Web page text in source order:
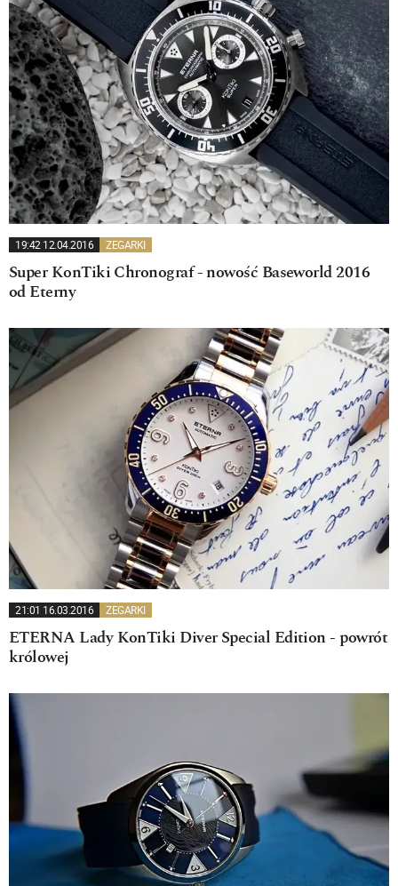
19:42 12.04.2016 ZEGARKI
Super KonTiki Chronograf - nowość Baseworld 2016
od Eterny
21:01 16.03.2016 ZEGARKI
ETERNA Lady KonTiki Diver Special Edition - powrót
królowej